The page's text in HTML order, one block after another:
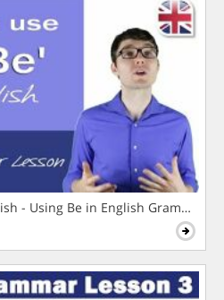
- Using Be in English Grammar